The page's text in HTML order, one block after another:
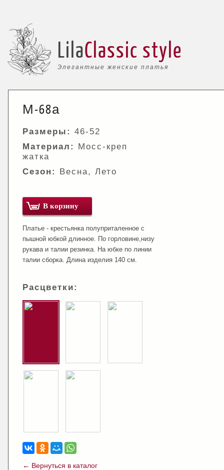
Элегантные женские платья
LilaClassic style
М-68а
Размеры: 46-52
Материал:
Мосс-креп
жатка
Сезон:
Весна, Лето
В корзину
Платье - крестьянка полуприталенное с
пышной юбкой длинное. По горловине,низу
рукава и талии резинка. На юбке по линии
талии сборка. Длина изделия 140 см.
Расцветки:
← Вернуться в каталог